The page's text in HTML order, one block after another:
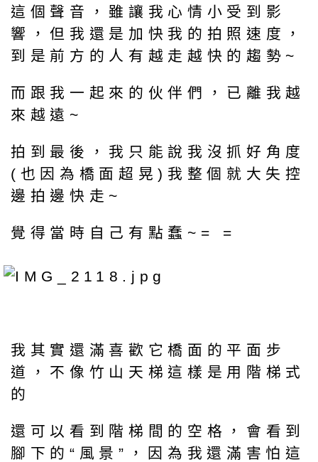
這個聲音，雖讓我心情小受到影
響，但我還是加快我的拍照速度，
到是前方的人有越走越快的趨勢~
而跟我一起來的伙伴們，已離我越
來越遠~
拍到最後，我只能說我沒抓好角度
(也因為橋面超晃)我整個就大失控
邊拍邊快走~
覺得當時自己有點蠢~= =
我其實還滿喜歡它橋面的平面步
道，不像竹山天梯這樣是用階梯式
的
還可以看到階梯間的空格，會看到
腳下的“風景”，因為我還滿害怕這